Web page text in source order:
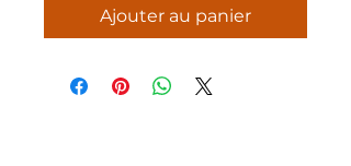
Ajouter au panier